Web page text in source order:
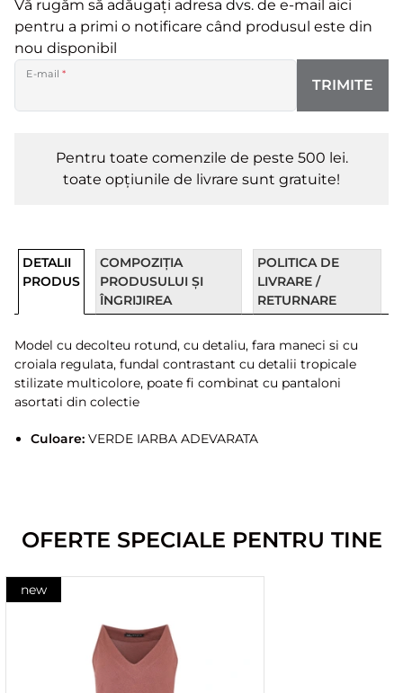
Vă rugăm să adăugați adresa dvs. de e-mail aici
pentru a primi o notificare când produsul este din
nou disponibil
E-mail*
TRIMITE
Pentru toate comenzile de peste 500 lei.
toate opțiunile de livrare sunt gratuite!
DETALII
PRODUS
COMPOZIȚIA
PRODUSULUI ȘI
ÎNGRIJIREA
POLITICA DE
LIVRARE /
RETURNARE
Model cu decolteu rotund, cu detaliu, fara maneci si cu
croiala regulata, fundal contrastant cu detalii tropicale
stilizate multicolore, poate fi combinat cu pantaloni
asortati din colectie
Culoare:VERDE IARBA ADEVARATA
OFERTE SPECIALE PENTRU TINE
new